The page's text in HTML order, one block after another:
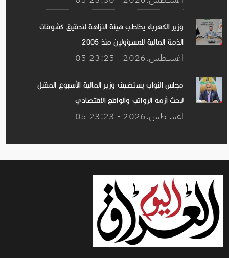
وزير الكهرباء يخاطب هيئة النزاهة لتدقيق كشوفات
الذمة المالية للمسؤولين منذ 2005
05 اغســطس.2026 - 23:25
مجلس النواب يستضيف وزير المالية الأسبوع المقبل
لبحث أزمة الرواتب والواقع الاقتصادي
05 اغســطس.2026 - 23:23